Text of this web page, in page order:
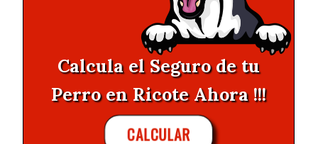
Calcula el Seguro de tu
Perro en Ricote Ahora !!!
CALCULAR